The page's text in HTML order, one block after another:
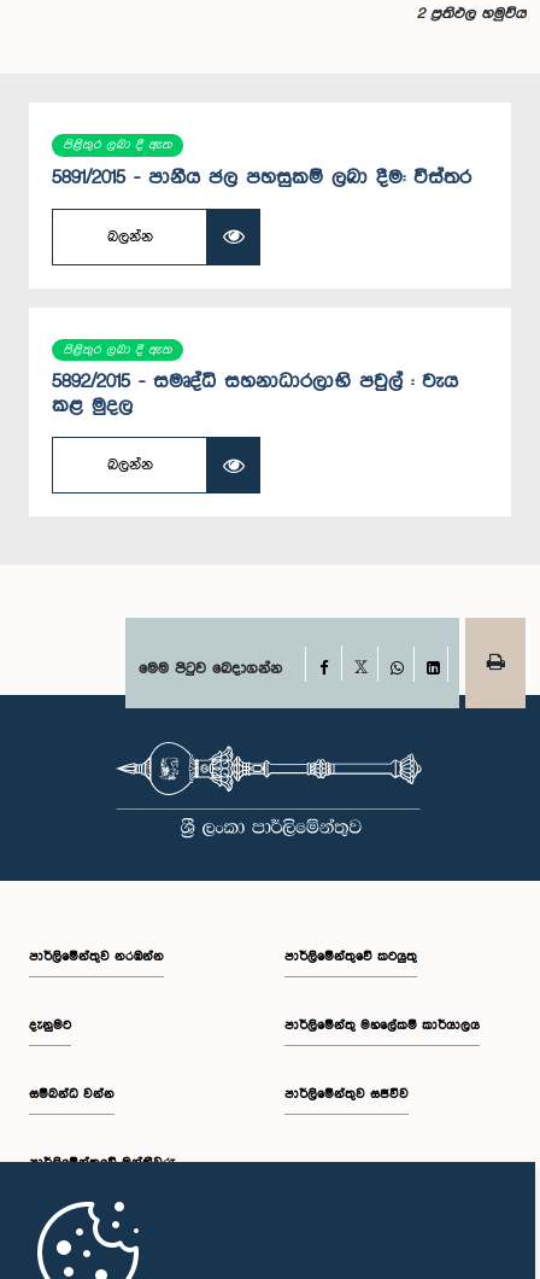
2 ප්‍රතිඵල හමුවිය
පිළිතුර ලබා දී ඇත
5891/2015 - පානීය ජල පහසුකම් ලබා දීම: විස්තර
බලන්න
පිළිතුර ලබා දී ඇත
5892/2015 - සමෘද්ධි සහනාධාරලාභි පවුල් : වැය
කළ මුදල
බලන්න
මෙම පිටුව බෙදාගන්න Facebook
පාර්ලි‌මේන්තුව නරඹන්න
දැනුමට
සම්බන්ධ වන්න
පාර්ලි‌මේන්තුවේ මන්ත්‍රීවරු
මුල් පිටුව
පාර්ලිමේන්තුවේ කටයුතු
පාර්ලිමේන්තු මහලේකම් කාර්යාලය
පාර්ලිමේන්තුව සජීවීව